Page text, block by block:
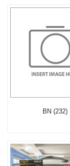
BN (232)